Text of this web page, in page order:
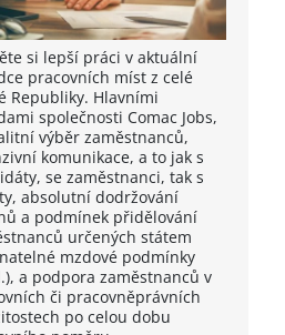
si lepší práci v aktuální
pracovních míst z celé
Republiky. Hlavními
společnosti Comac Jobs,
výběr zaměstnanců,
komunikace, a to jak s
se zaměstnanci, tak s
absolutní dodržování
a podmínek přidělování
určených státem
mzdové podmínky
a podpora zaměstnanců v
či pracovněprávních
po celou dobu